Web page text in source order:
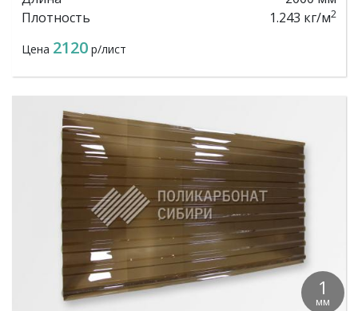
Плотность
1.243 кг/м2
Цена 2120 р/лист
1
мм